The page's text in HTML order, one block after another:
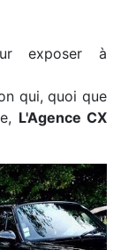
exposer à
qui, quoi que
L'Agence CX